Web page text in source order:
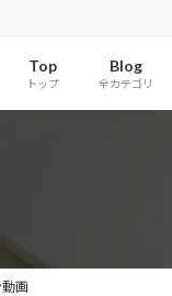
Top
トップ
Blog
全カテゴリ
画